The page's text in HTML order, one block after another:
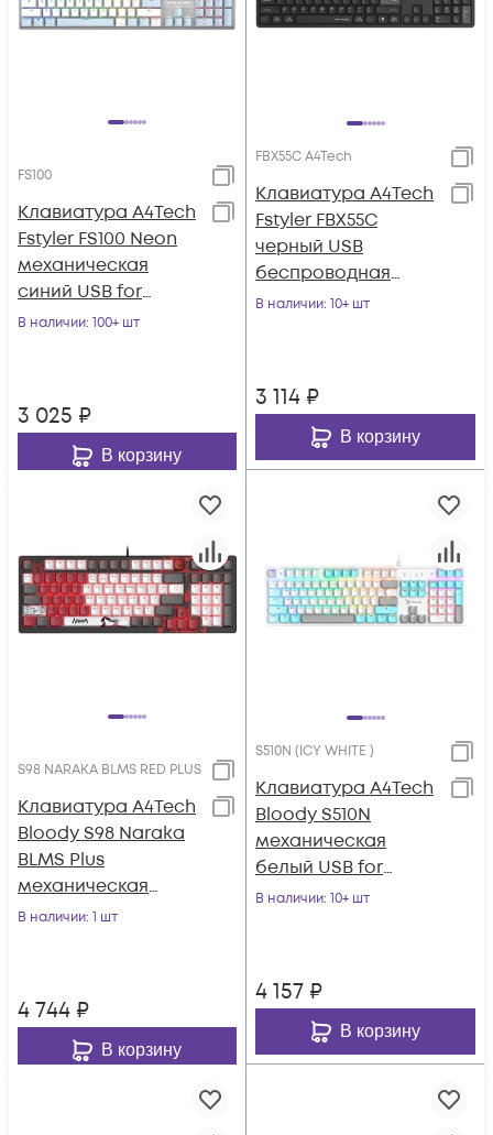
FS100
Клавиатура A4Tech
Fstyler FS100 Neon
механическая
синий USB for
gamer LED (FS100)
В наличии: 100+ шт
3 025 ₽
В корзину
FBX55C A4Tech
Клавиатура A4Tech
Fstyler FBX55C
черный USB
беспроводная
BT/Radio slim
В наличии: 10+ шт
3 114 ₽
В корзину
S98 NARAKA BLMS RED PLUS
Клавиатура A4Tech
Bloody S98 Naraka
BLMS Plus
механическая
черный/красный
В наличии: 1 шт
4 744 ₽
В корзину
S510N (ICY WHITE )
Клавиатура A4Tech
Bloody S510N
механическая
белый USB for
gamer LED (S510N
В наличии: 10+ шт
4 157 ₽
В корзину